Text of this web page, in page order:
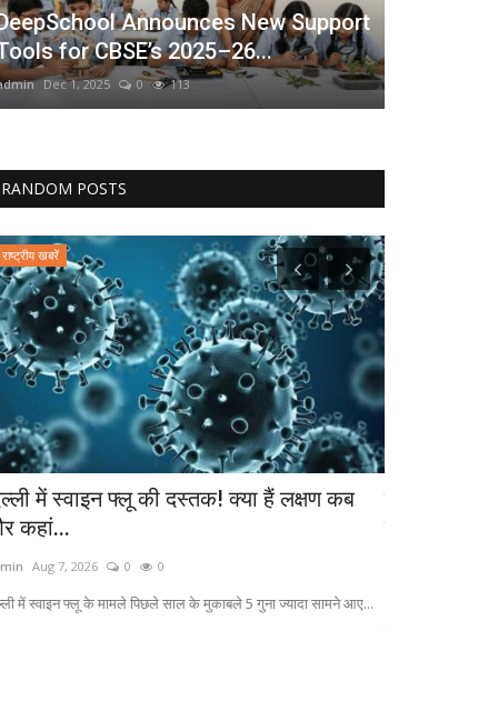
Announces New Support
for CBSE’s 2025–26...
Dec 1, 2025 0 113
RANDOM POSTS
राष्ट्रीय खबरें
में स्वाइन फ्लू की दस्तक! क्या हैं लक्षण कब
कहां...
Aug 7, 2026 0 0
में स्‍वाइन फ्लू के मामले प‍िछले साल के मुकाबले 5 गुना ज्यादा सामने आए...